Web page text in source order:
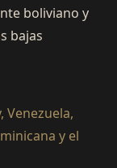
boliviano y
bajas
Venezuela,
y el